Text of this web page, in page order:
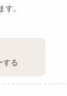
。
する